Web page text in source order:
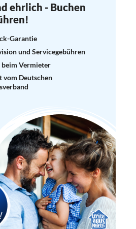
ehrlich - Buchen
Garantie
und Servicegebühren
beim Vermieter
Deutschen